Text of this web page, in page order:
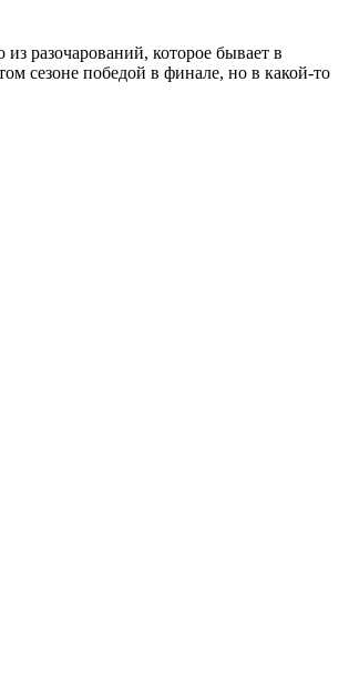
разочарований, которое бывает в
сезоне победой в финале, но в какой-то